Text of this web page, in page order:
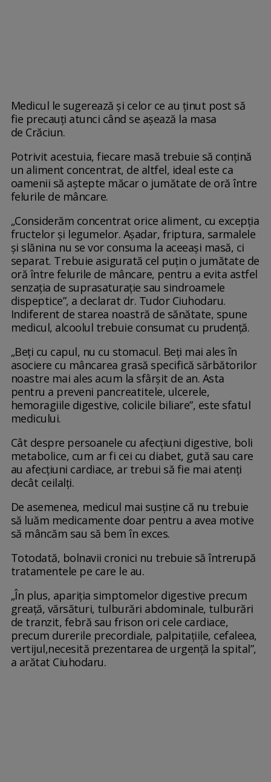
Medicul le sugerează și celor ce au ținut post să
fie precauți atunci când se așează la masa
de Crăciun.
Potrivit acestuia, fiecare masă trebuie să conţină
un aliment concentrat, de altfel, ideal este ca
oamenii să aștepte măcar o jumătate de oră între
felurile de mâncare.
„Considerăm concentrat orice aliment, cu excepţia
fructelor şi legumelor. Aşadar, friptura, sarmalele
şi slănina nu se vor consuma la aceeaşi masă, ci
separat. Trebuie asigurată cel puţin o jumătate de
oră între felurile de mâncare, pentru a evita astfel
senzaţia de suprasaturaţie sau sindroamele
dispeptice”, a declarat dr. Tudor Ciuhodaru.
Indiferent de starea noastră de sănătate, spune
medicul, alcoolul trebuie consumat cu prudenţă.
„Beţi cu capul, nu cu stomacul. Beţi mai ales în
asociere cu mâncarea grasă specifică sărbătorilor
noastre mai ales acum la sfârşit de an. Asta
pentru a preveni pancreatitele, ulcerele,
hemoragiile digestive, colicile biliare”, este sfatul
medicului.
Cât despre persoanele cu afecţiuni digestive, boli
metabolice, cum ar fi cei cu diabet, gută sau care
au afecţiuni cardiace, ar trebui să fie mai atenți
decât ceilalți.
De asemenea, medicul mai susține că nu trebuie
să luăm medicamente doar pentru a avea motive
să mâncăm sau să bem în exces.
Totodată, bolnavii cronici nu trebuie să întrerupă
tratamentele pe care le au.
„În plus, apariţia simptomelor digestive precum
greaţă, vărsături, tulburări abdominale, tulburări
de tranzit, febră sau frison ori cele cardiace,
precum durerile precordiale, palpitaţiile, cefaleea,
vertijul,necesită prezentarea de urgenţă la spital”,
a arătat Ciuhodaru.